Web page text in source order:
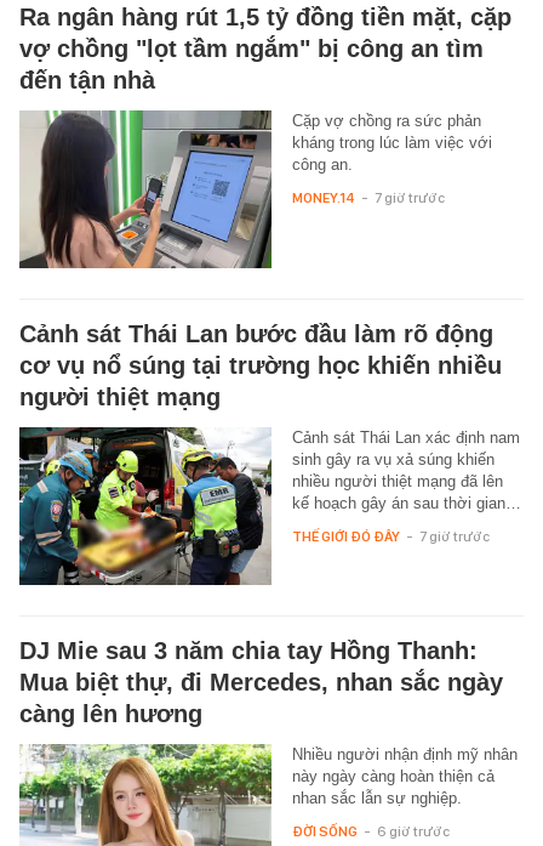
Ra ngân hàng rút 1,5 tỷ đồng tiền mặt, cặp
vợ chồng "lọt tầm ngắm" bị công an tìm
đến tận nhà
Cặp vợ chồng ra sức phản
kháng trong lúc làm việc với
công an.
MONEY.14 - 7 giờ trước
Cảnh sát Thái Lan bước đầu làm rõ động
cơ vụ nổ súng tại trường học khiến nhiều
người thiệt mạng
Cảnh sát Thái Lan xác định nam
sinh gây ra vụ xả súng khiến
nhiều người thiệt mạng đã lên
kế hoạch gây án sau thời gian…
THẾ GIỚI ĐÓ ĐÂY - 7 giờ trước
DJ Mie sau 3 năm chia tay Hồng Thanh:
Mua biệt thự, đi Mercedes, nhan sắc ngày
càng lên hương
Nhiều người nhận định mỹ nhân
này ngày càng hoàn thiện cả
nhan sắc lẫn sự nghiệp.
ĐỜI SỐNG - 6 giờ trước